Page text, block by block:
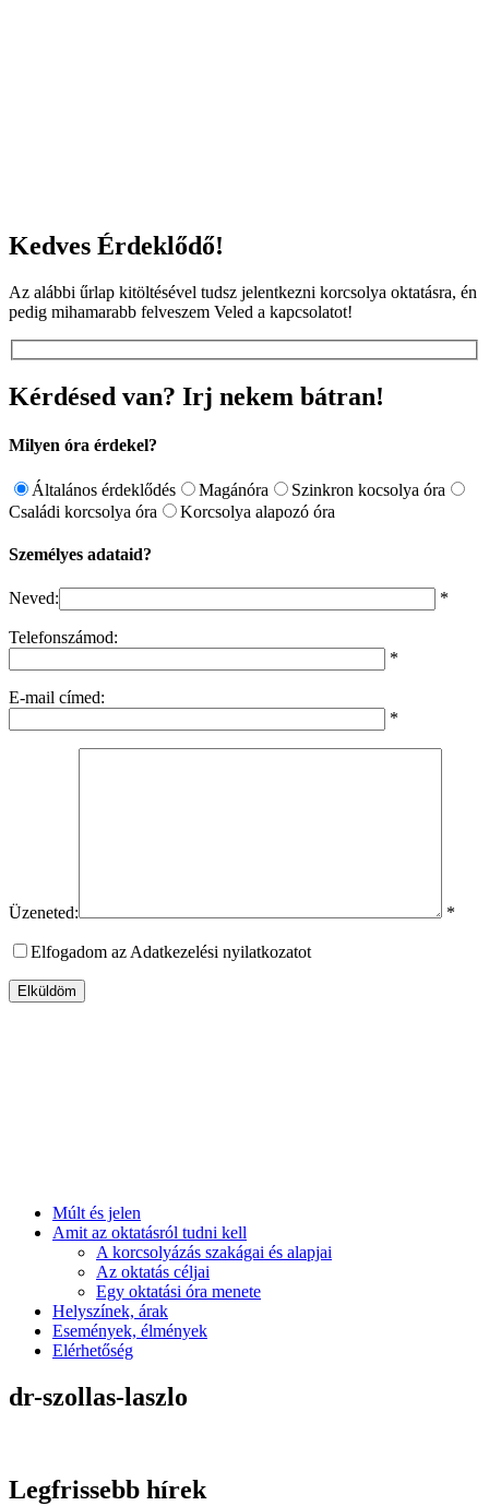
Kedves Érdeklődő!
Az alábbi űrlap kitöltésével tudsz jelentkezni korcsolya oktatásra, én
pedig mihamarabb felveszem Veled a kapcsolatot!
Kérdésed van? Irj nekem bátran!
Milyen óra érdekel?
Általános érdeklődés Magánóra
Szinkron kocsolya óra
Családi korcsolya óra
Korcsolya alapozó óra
Személyes adataid?
Neved: *
Telefonszámod:
*
E-mail címed:
*
Üzeneted: *
Elfogadom az Adatkezelési nyilatkozatot
Múlt és jelen
Amit az oktatásról tudni kell
A korcsolyázás szakágai és alapjai
Az oktatás céljai
Egy oktatási óra menete
Helyszínek, árak
Események, élmények
Elérhetőség
dr-szollas-laszlo
Legfrissebb hírek